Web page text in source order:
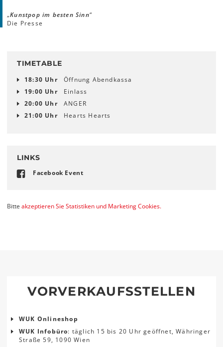
„Kunstpop im besten Sinn“
Die Presse
TIMETABLE
18:30 Uhr
Öffnung Abendkassa
19:00 Uhr
Einlass
20:00 Uhr
ANGER
21:00 Uhr
Hearts Hearts
LINKS
Facebook Event
Bitte akzeptieren Sie Statistiken und Marketing Cookies.
VORVERKAUFSSTELLEN
WUK Onlineshop
WUK Infobüro: täglich 15 bis 20 Uhr geöffnet, Währinger
Straße 59, 1090 Wien